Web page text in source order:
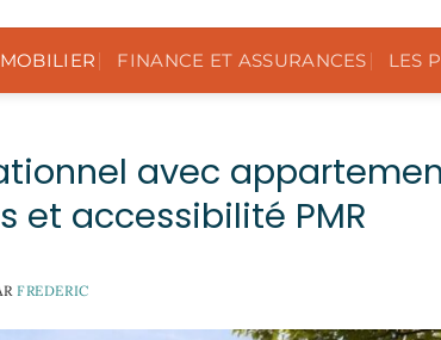
FINANCE ET ASSURANCES LES
avec
et accessibilité PMR
FREDERIC